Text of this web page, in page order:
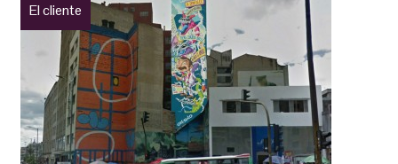
El cliente